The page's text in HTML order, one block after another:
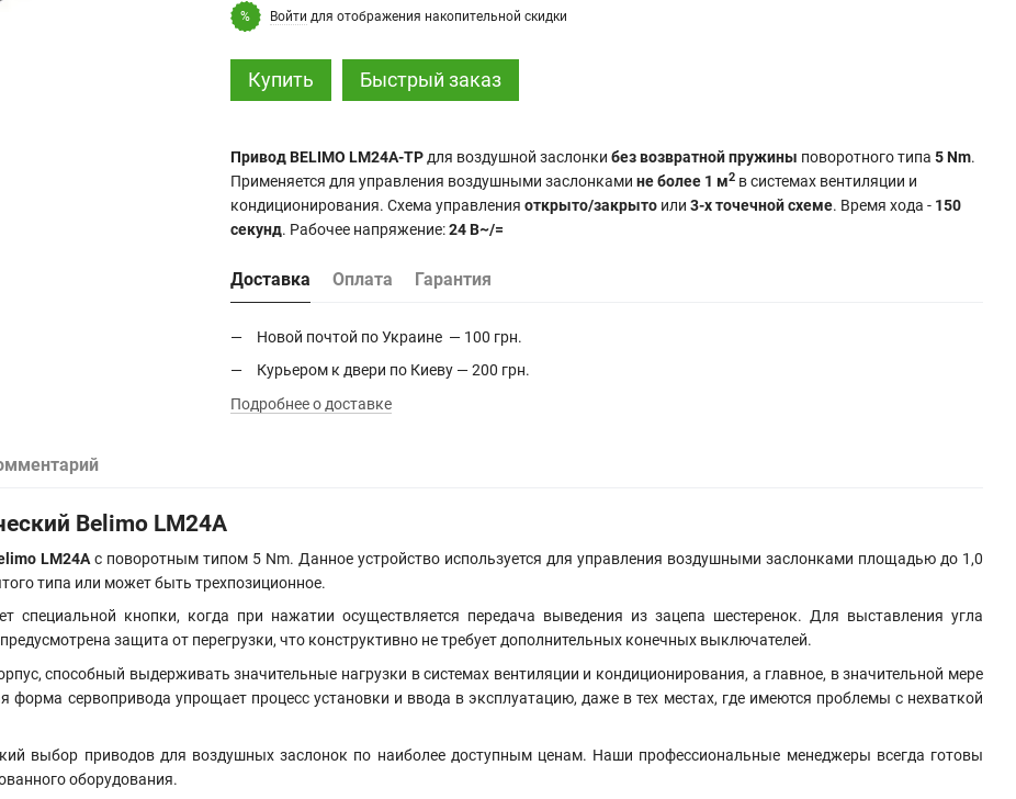
% Войти для отображения накопительной скидки
Купить Быстрый заказ
Привод BELIMO LM24A-TP для воздушной заслонки без возвратной пружины поворотного типа 5 Nm.
Применяется для управления воздушными заслонками не более 1 м2в системах вентиляции и
кондиционирования. Схема управления открыто/закрытоили 3-х точечной схеме. Время хода - 150
секунд. Рабочее напряжение:24 В~/=
Доставка Оплата Гарантия
Новой почтой по Украине — 100 грн.
Курьером к двери по Киеву — 200 грн.
Подробнее о доставке
Belimo LM24A
LM24A с поворотным типом 5 Nm. Данное устройство используется для управления воздушными заслонками площадью до 1,0
типа или может быть трехпозиционное.
специальной кнопки, когда при нажатии осуществляется передача выведения из зацепа шестеренок. Для выставления угла
защита от перегрузки, что конструктивно не требует дополнительных конечных выключателей.
способный выдерживать значительные нагрузки в системах вентиляции и кондиционирования, а главное, в значительной мере
сервопривода упрощает процесс установки и ввода в эксплуатацию, даже в тех местах, где имеются проблемы с нехваткой
выбор приводов для воздушных заслонок по наиболее доступным ценам. Наши профессиональные менеджеры всегда готовы
оборудования.